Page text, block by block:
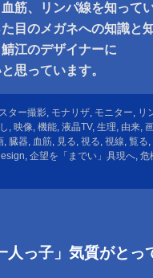
筋、リンパ線を知って
目のメガネへの知識と
江のデザイナーに
思っています。
ター撮影, モナリザ, モニター, リ
, 映像, 機能, 液晶TV, 生理, 由来,
, 臓器, 血筋, 見る, 視る, 視線, 覧る,
, 企望を「までい」具現へ, 危
人っ子」気質がとっ